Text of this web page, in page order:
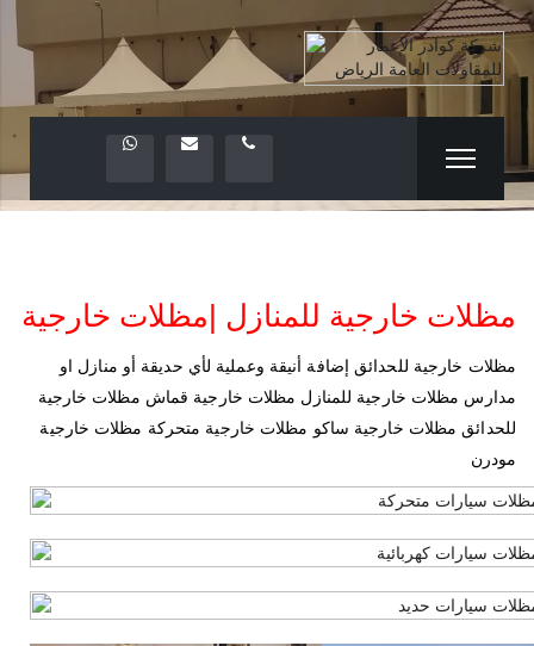
مظلات خارجية للمنازل |مظلات خارجية
مظلات خارجية للحدائق إضافة أنيقة وعملية لأي حديقة أو منازل او
مدارس مظلات خارجية للمنازل مظلات خارجية قماش مظلات خارجية
للحدائق مظلات خارجية ساكو مظلات خارجية متحركة مظلات خارجية
مودرن